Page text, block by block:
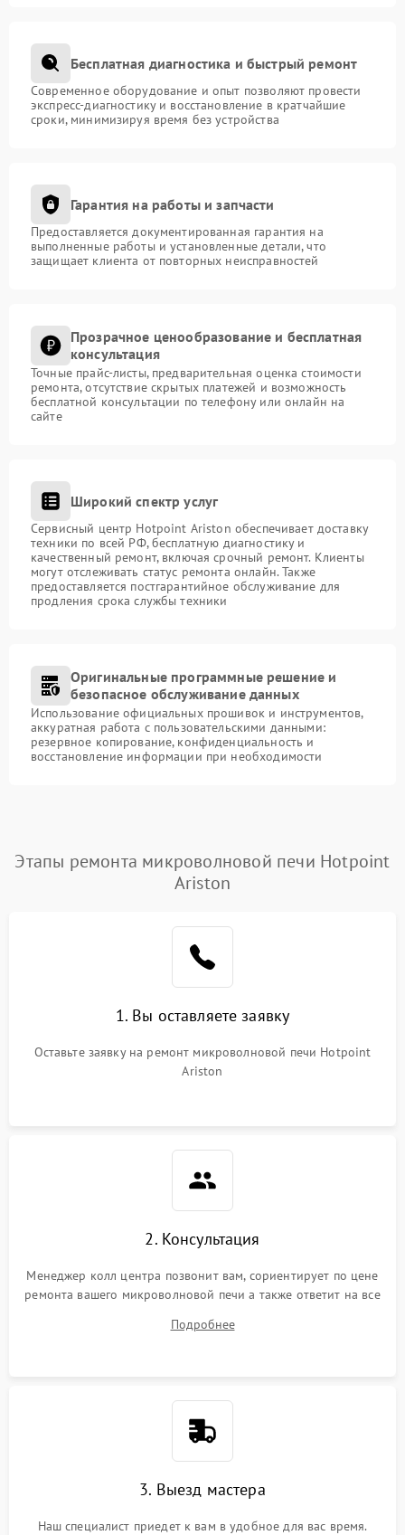
Бесплатная диагностика и быстрый ремонт
Современное оборудование и опыт позволяют провести
экспресс-диагностику и восстановление в кратчайшие
сроки, минимизируя время без устройства
Гарантия на работы и запчасти
Предоставляется документированная гарантия на
выполненные работы и установленные детали, что
защищает клиента от повторных неисправностей
Прозрачное ценообразование и бесплатная
консультация
Точные прайс-листы, предварительная оценка стоимости
ремонта, отсутствие скрытых платежей и возможность
бесплатной консультации по телефону или онлайн на
сайте
Широкий спектр услуг
Сервисный центр Hotpoint Ariston обеспечивает доставку
техники по всей РФ, бесплатную диагностику и
качественный ремонт, включая срочный ремонт. Клиенты
могут отслеживать статус ремонта онлайн. Также
предоставляется постгарантийное обслуживание для
продления срока службы техники
Оригинальные программные решение и
безопасное обслуживание данных
Использование официальных прошивок и инструментов,
аккуратная работа с пользовательскими данными:
резервное копирование, конфиденциальность и
восстановление информации при необходимости
Этапы ремонта микроволновой печи Hotpoint
Ariston
1. Вы оставляете заявку
Оставьте заявку на ремонт микроволновой печи Hotpoint
Ariston
2. Консультация
Менеджер колл центра позвонит вам, сориентирует по цене
ремонта вашего микроволновой печи а также ответит на все
Подробнее
3. Выезд мастера
Наш специалист приедет к вам в удобное для вас время.